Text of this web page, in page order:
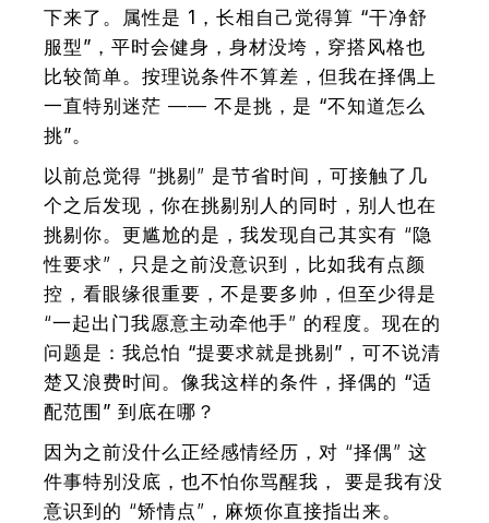
下来了。属性是 1，长相自己觉得算 “干净舒
服型”，平时会健身，身材没垮，穿搭风格也
比较简单。按理说条件不算差，但我在择偶上
一直特别迷茫 ——不是挑，是 “不知道怎么
挑”。
以前总觉得 “挑剔” 是节省时间，可接触了几
个之后发现，你在挑剔别人的同时，别人也在
挑剔你。更尴尬的是，我发现自己其实有 “隐
性要求”，只是之前没意识到，比如我有点颜
控，看眼缘很重要，不是要多帅，但至少得是
“一起出门我愿意主动牵他手” 的程度。现在的
问题是：我总怕 “提要求就是挑剔”，可不说清
楚又浪费时间。像我这样的条件，择偶的 “适
配范围” 到底在哪？
因为之前没什么正经感情经历，对 “择偶” 这
件事特别没底，也不怕你骂醒我， 要是我有没
意识到的 “矫情点”，麻烦你直接指出来。